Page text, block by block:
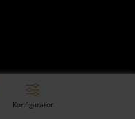
Konfigurator